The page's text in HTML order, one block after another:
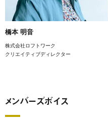
橋本 明音
株式会社ロフトワーク
クリエイティブディレクター
メンバーズボイス